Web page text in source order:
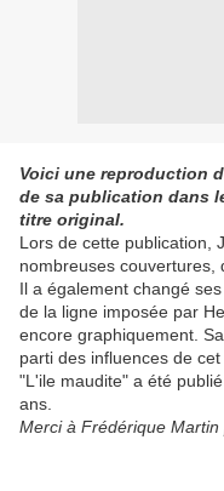
Voici une reproduction
de sa publication dans
titre original.
Lors de cette publication,
nombreuses couvertures,
Il a également changé
de la ligne imposée par
encore graphiquement.
parti des influences de cet
"L'ile maudite" a été
ans.
Merci à Frédérique Martin